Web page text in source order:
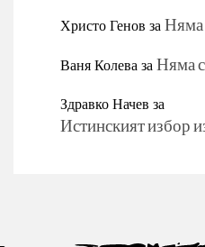
Христо ГеновзаНяма
Ваня КолевазаНяма
Здравко Начевза
Истинският избор